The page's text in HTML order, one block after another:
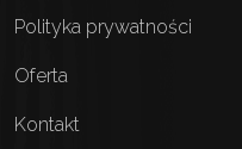
Polityka prywatności
Oferta
Kontakt